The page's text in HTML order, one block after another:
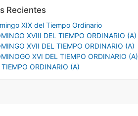
Recientes
XIX del Tiempo Ordinario
XVIII DEL TIEMPO ORDINARIO (A)
XVII DEL TIEMPO ORDINARIO (A)
XVI DEL TIEMPO ORDINARIO (A)
TIEMPO ORDINARIO (A)